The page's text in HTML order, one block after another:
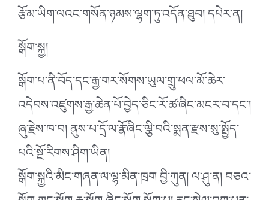
རྩོམ་ཡིག་ལའང་གསོན་ཉམས་ལྷག་ཏུ་འདོན་ཐུབ། དཔེར་ན།
སྒོག་སྐྱ།
སྒོག་པ་ནི་བོད་དང་རྒྱ་གར་སོགས་ཡུལ་གྲུ་ཕལ་མོ་ཆེར་
འདེབས་འཛུགས་རྒྱ་ཆེན་པོ་བྱེད་ཅིང་རོ་ཚ་ཞིང་མངར་བ་དང་།
ཞུ་རྗེས་ཁ་བ། ནུས་པ་དྲོ་ལ་རྣོ་ཞིང་ལྕི་བའི་སྨན་རྫས་སུ་སྤྱོད་
པའི་སྔོ་རིགས་ཤིག་ཡིན།
སྒོག་སྐྱའི་མིང་གཞན་ལ་ལྷ་མིན་ཁྲག བྱི་ཀུན། ལ་ཤུ་ན། བཅའ་